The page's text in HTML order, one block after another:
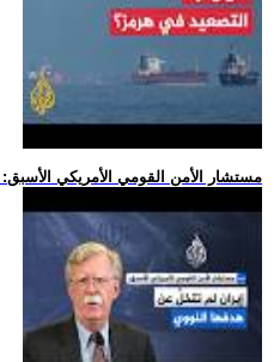
.. مستشار الأمن القومي الأمريكي